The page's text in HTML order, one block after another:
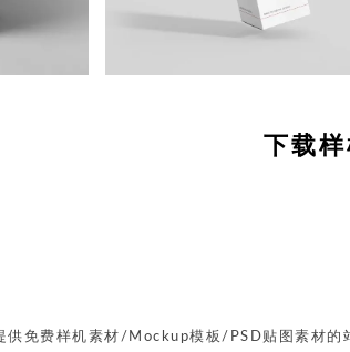
下载
供免费样机素材/Mockup模板/PSD贴图素材的